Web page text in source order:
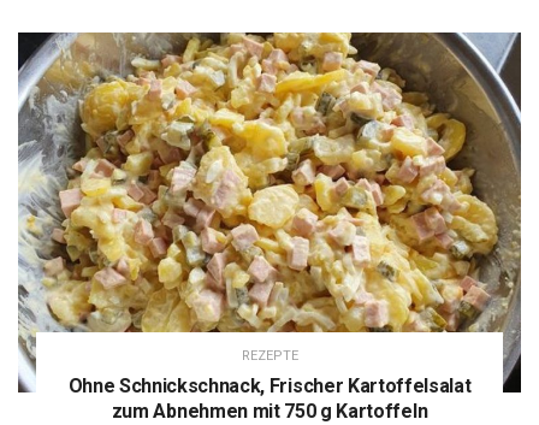
REZEPTE
Ohne Schnickschnack, Frischer Kartoffelsalat
zum Abnehmen mit 750 g Kartoffeln